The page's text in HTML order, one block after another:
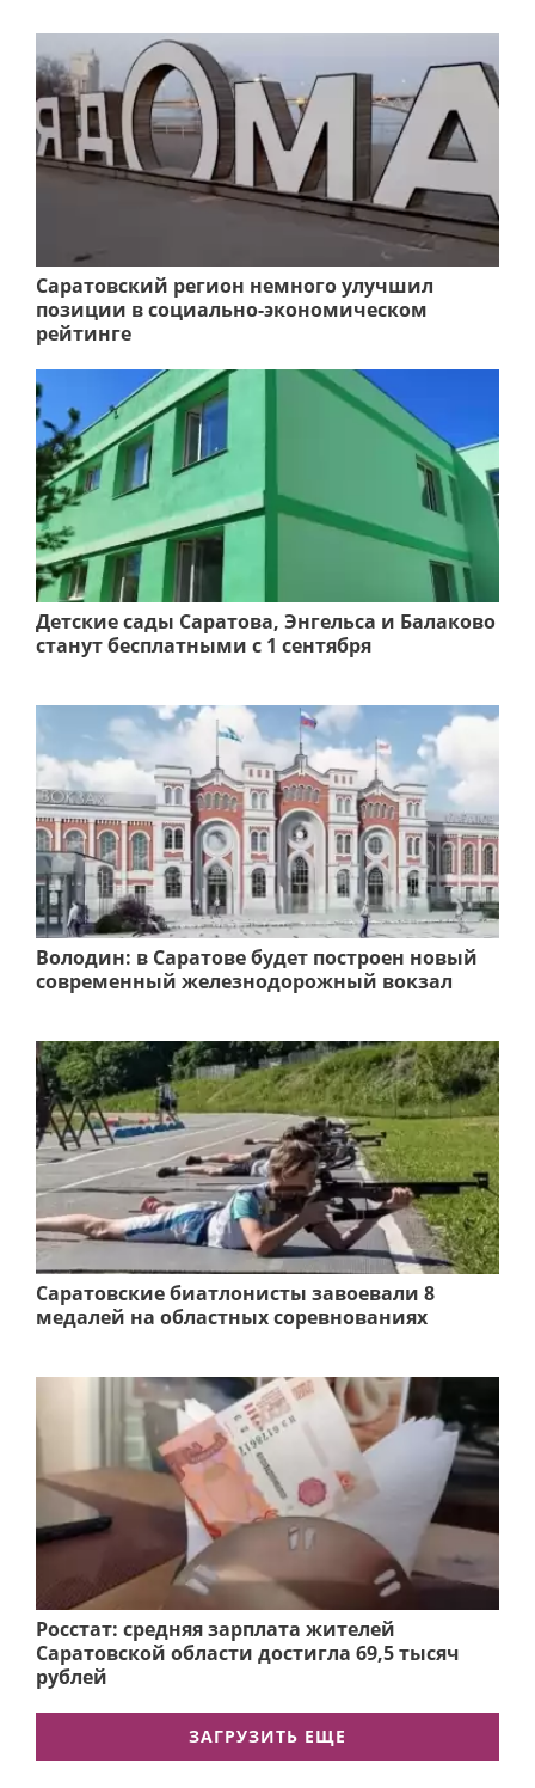
Саратовский регион немного улучшил
позиции в социально-экономическом
рейтинге
Детские сады Саратова, Энгельса и Балаково
станут бесплатными с 1 сентября
Володин: в Саратове будет построен новый
современный железнодорожный вокзал
Саратовские биатлонисты завоевали 8
медалей на областных соревнованиях
Росстат: средняя зарплата жителей
Саратовской области достигла 69,5 тысяч
рублей
ЗАГРУЗИТЬ ЕЩЕ